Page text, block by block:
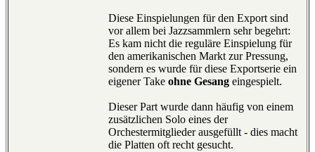
Diese Einspielungen für den Export sind
vor allem bei Jazzsammlern sehr begehrt:
Es kam nicht die reguläre Einspielung für
den amerikanischen Markt zur Pressung,
sondern es wurde für diese Exportserie ein
eigener Take ohne Gesang eingespielt.
Dieser Part wurde dann häufig von einem
zusätzlichen Solo eines der
Orchestermitglieder ausgefüllt - dies macht
die Platten oft recht gesucht.